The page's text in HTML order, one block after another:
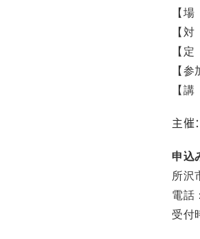
【
【
【
【
【
主催
申込
所沢
電話：
受付